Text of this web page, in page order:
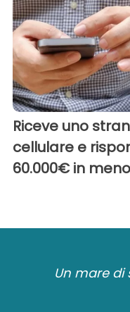
Riceve uno
cellulare e
60.000€ in
Un mare